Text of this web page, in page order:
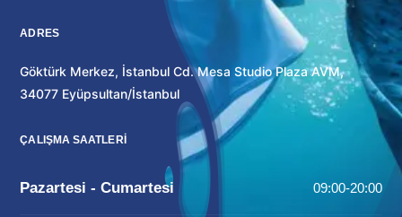
ADRES
Göktürk Merkez, İstanbul Cd. Mesa Studio Plaza AVM,
34077 Eyüpsultan/İstanbul
ÇALIŞMA SAATLERİ
Pazartesi - Cumartesi 09:00-20:00